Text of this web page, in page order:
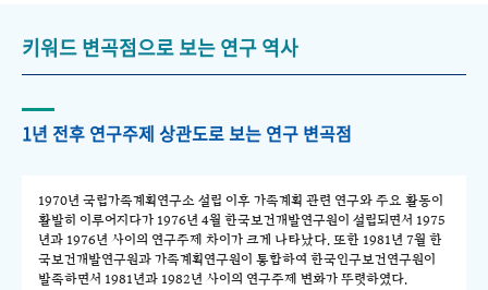
키워드 변곡점으로 보는 연구 역사
1년 전후 연구주제 상관도로 보는 연구 변곡점
1970년 국립가족계획연구소 설립 이후 가족계획 관련 연구와 주요 활동이
활발히 이루어지다가 1976년 4월 한국보건개발연구원이 설립되면서 1975
년과 1976년 사이의 연구주제 차이가 크게 나타났다. 또한 1981년 7월 한
국보건개발연구원과 가족계획연구원이 통합하여 한국인구보건연구원이
발족하면서 1981년과 1982년 사이의 연구주제 변화가 뚜렷하였다.